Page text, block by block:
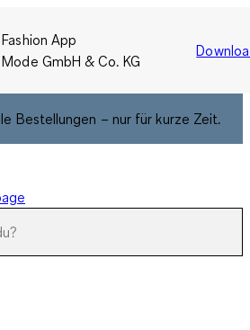
App
GmbH & Co. KG
Bestellungen – nur für kurze Zeit.